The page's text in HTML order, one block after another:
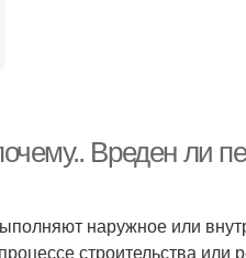
Вреден ли
наружное или
строительства или